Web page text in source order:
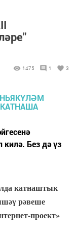
1475 1 3
Без дә үз
катнаштык
рәвеше
проект»